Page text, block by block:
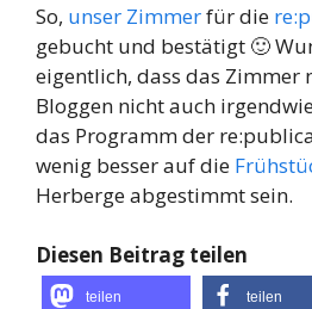
So, unser Zimmerfür die
gebucht und bestätigt 🙂
eigentlich, dass das Zimmer
Bloggen nicht auch irgendwie
das Programm der
wenig besser auf die
Herberge abgestimmt sein.
Diesen Beitrag teilen
teilen teilen